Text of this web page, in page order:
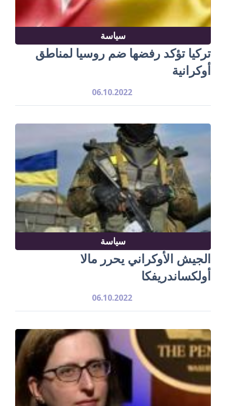
سياسة
تركيا تؤكد رفضها ضم روسيا لمناطق
أوكرانية
06.10.2022
سياسة
الجيش الأوكراني يحرر مالا
أولكساندريفكا
06.10.2022